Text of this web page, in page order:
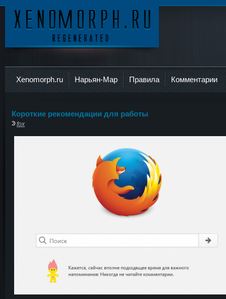
Xenomorph.ru Нарьян-Мар Правила Комментарии
Короткие рекомендации для работы
fox